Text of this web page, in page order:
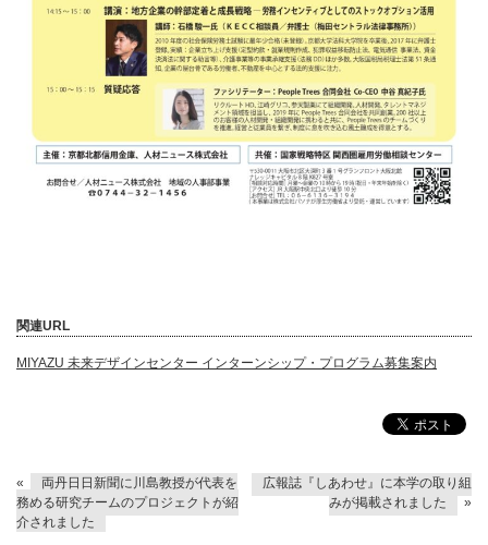
関連URL
MIYAZU 未来デザインセンター インターンシップ・プログラム募集案内
«
両丹日日新聞に川島教授が代表を
務める研究チームのプロジェクトが紹
介されました
広報誌『しあわせ』に本学の取り組
みが掲載されました
»